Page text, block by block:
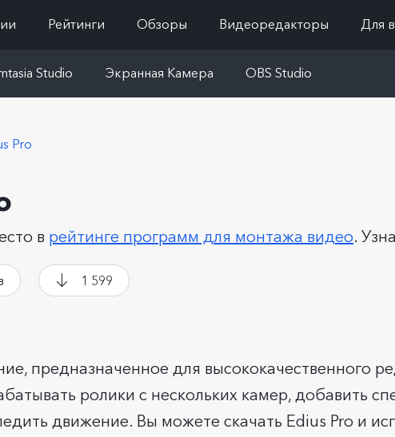
Рейтинги Обзоры Видеоредакторы Для
Studio Экранная Камера OBS Studio
Pro
в рейтинге программ для монтажа видео.
1 599
предназначенное для высококачественного
ролики с нескольких камер, добавить
движение. Вы можете скачать Edius Pro и